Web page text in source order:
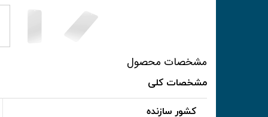
مشخصات محصول
مشخصات کلی
کشور سازنده